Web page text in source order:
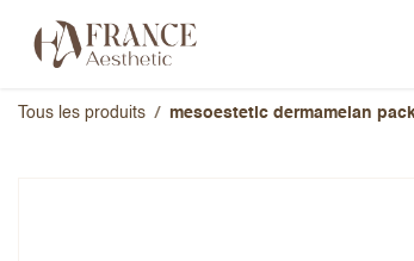
Tous les produits mesoestetic dermamelan